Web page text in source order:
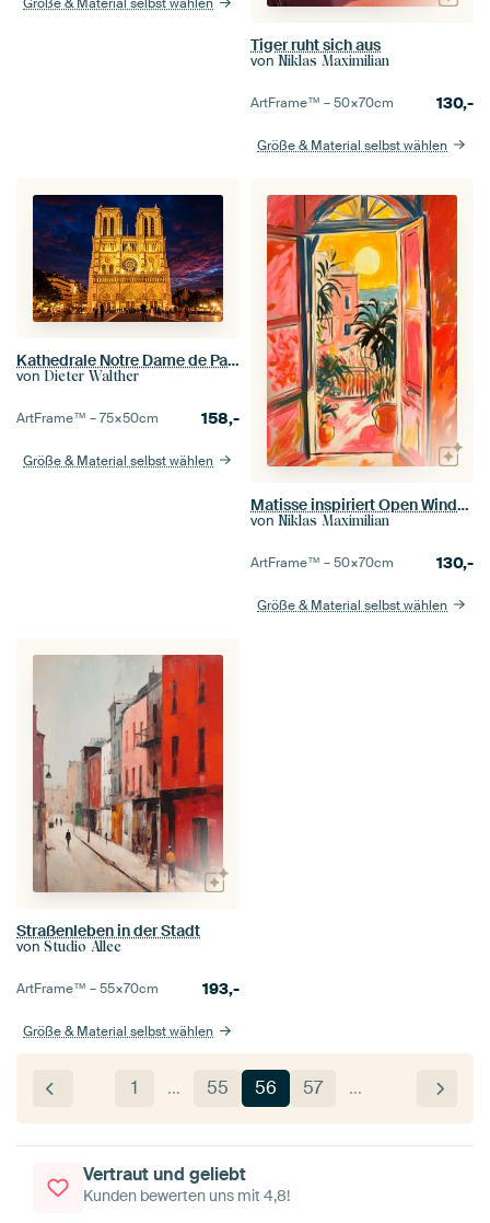
Tiger ruht sich aus
von Niklas Maximilian
ArtFrame™ –50×70cm 130,-
Größe & Material selbst wählen
Kathedrale Notre Dame de Paris am Ufer der Seine bei Nacht in Paris Frankreich
von Dieter Walther
ArtFrame™ –75×50cm 158,-
Größe & Material selbst wählen
Matisse inspiriert Open Window
von Niklas Maximilian
ArtFrame™ –50×70cm 130,-
Größe & Material selbst wählen
Straßenleben in der Stadt
von Studio Allee
ArtFrame™ –55×70cm 193,-
Größe & Material selbst wählen
1 … 55 56 57 …
Vertraut und geliebt
Kunden bewerten uns mit 4,8!